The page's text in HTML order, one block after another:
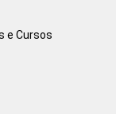
e Cursos